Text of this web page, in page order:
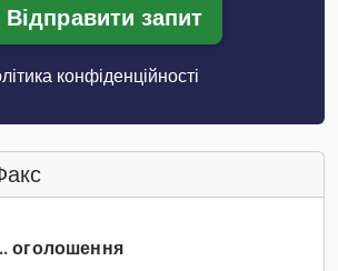
Відправити запит
конфіденційності
оголошення